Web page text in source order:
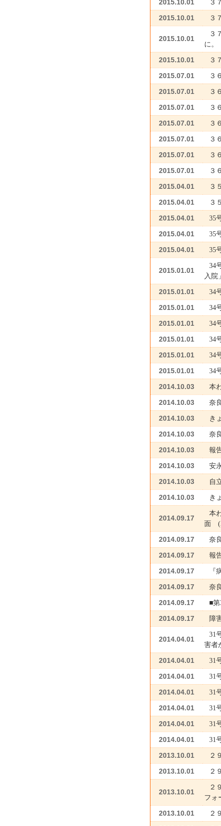
2015.10.01 ３
2015.10.01 ３
2015.10.01
３
に
2015.10.01 ３
2015.07.01 ３
2015.07.01 ３
2015.07.01 ３
2015.07.01 ３
2015.07.01 ３
2015.07.01 ３
2015.07.01 ３
2015.04.01 ３
2015.04.01 ３
2015.04.01 35
2015.04.01 35
2015.04.01 35
2015.01.01
34
入院
2015.01.01 34
2015.01.01 34
2015.01.01 34
2015.01.01 34
2015.01.01 34
2015.01.01 34
2014.10.03 本
2014.10.03 奈
2014.10.03 き
2014.10.03 奈
2014.10.03 報
2014.10.03 安
2014.10.03 自
2014.10.03 き
2014.09.17
本
面
2014.09.17 奈
2014.09.17 報
2014.09.17
2014.09.17 奈
2014.09.17 ■
2014.09.17 障
2014.04.01
31
害者
2014.04.01 31
2014.04.01 31
2014.04.01 31
2014.04.01 31
2014.04.01 31
2014.04.01 31
2013.10.01 ２
2013.10.01 ２
2013.10.01
２
フォ
2013.10.01 ２